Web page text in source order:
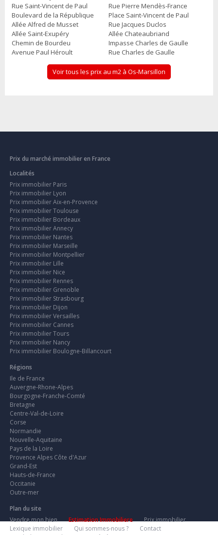
Rue Saint-Vincent de Paul
Rue Pierre Mendès-France
Boulevard de la République
Place Saint-Vincent de Paul
Allée Alfred de Musset
Rue Jacques Duclos
Allée Saint-Exupéry
Allée Chateaubriand
Chemin de Bourdeu
Impasse Charles de Gaulle
Avenue Paul Héroult
Rue Charles de Gaulle
Voir tous les prix au m2 à Os-Marsillon
Prix du marché immobilier en France
Localités
Prix immobilier Paris
Prix immobilier Lyon
Prix immobilier Aix-en-Provence
Prix immobilier Toulouse
Prix immobilier Bordeaux
Prix immobilier Annecy
Prix immobilier Nantes
Prix immobilier Marseille
Prix immobilier Montpellier
Prix immobilier Lille
Prix immobilier Nice
Prix immobilier Rennes
Prix immobilier Grenoble
Prix immobilier Strasbourg
Prix immobilier Dijon
Prix immobilier Versailles
Prix immobilier Cannes
Prix immobilier Tours
Prix immobilier Nancy
Prix immobilier Boulogne-Billancourt
Régions
Ile de France
Auvergne-Rhone-Alpes
Bourgogne-Franche-Comté
Bretagne
Centre-Val-de-Loire
Corse
Normandie
Nouvelle-Aquitaine
Pays de la Loire
Provence Alpes Côte d'Azur
Grand-Est
Hauts-de-France
Occitanie
Outre-mer
Plan du site
Vendre mon bien
Estimation Immobiliere
Prix immobilier
Lexique immobilier
Qui sommes-nous ?
Contact